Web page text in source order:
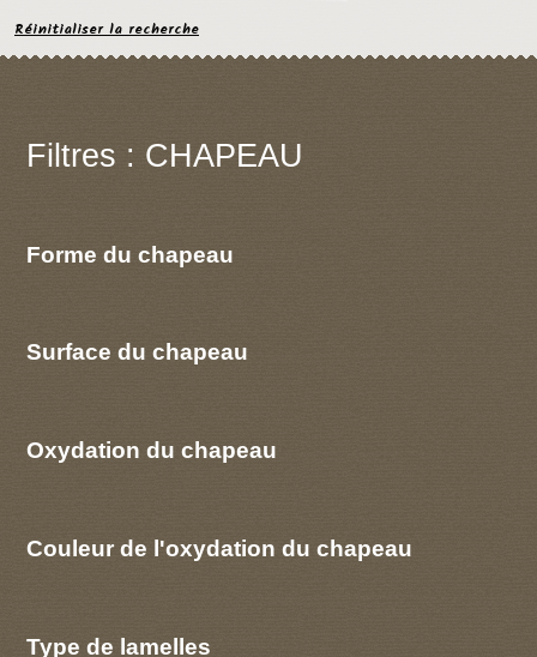
Réinitialiser la recherche
Filtres : CHAPEAU
Forme du chapeau
Surface du chapeau
Oxydation du chapeau
Couleur de l'oxydation du chapeau
Type de lamelles